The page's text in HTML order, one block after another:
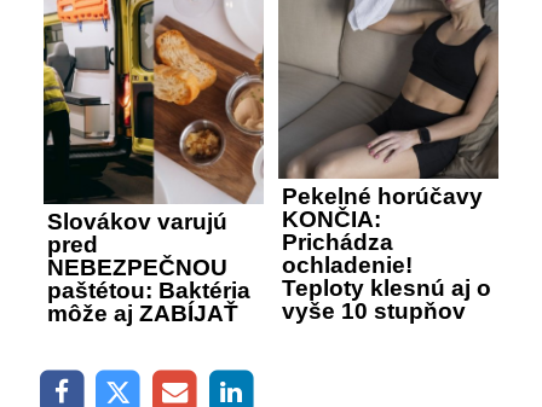
Slovákov varujú
pred
NEBEZPEČNOU
paštétou: Baktéria
môže aj ZABÍJAŤ
Pekelné horúčavy
KONČIA:
Prichádza
ochladenie!
Teploty klesnú aj o
vyše 10 stupňov